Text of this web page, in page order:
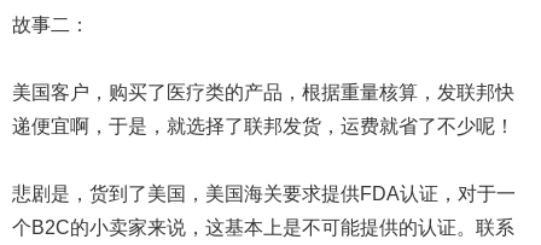
故事二：
美国客户，购买了医疗类的产品，根据重量核算，发联邦快
递便宜啊，于是，就选择了联邦发货，运费就省了不少呢！
悲剧是，货到了美国，美国海关要求提供FDA认证，对于一
个B2C的小卖家来说，这基本上是不可能提供的认证。联系